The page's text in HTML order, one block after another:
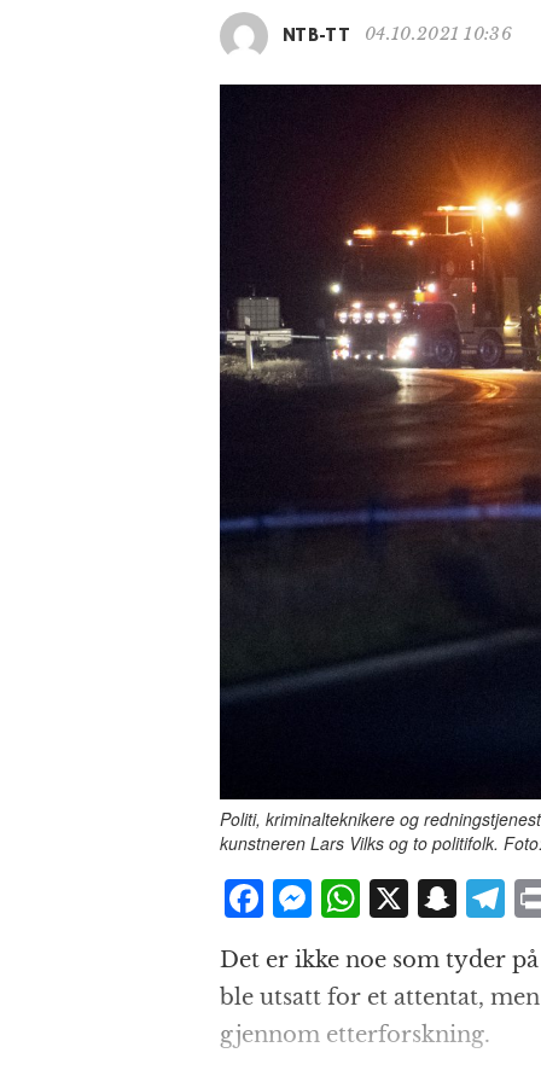
NTB-TT 04.10.2021 10:36
Politi, kriminalteknikere og
kunstneren Lars Vilks og to politifolk.
F
c
e
b
M
e
ss
e
n
W
at
s
A
X S
n
a
p
c
T
el
e
g
Det er ikke noe som tyder
ble utsatt for et attentat,
gjennom etterforskning.